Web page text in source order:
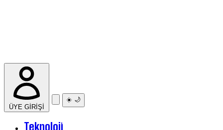
ÜYE GİRİŞİ
☀️ 🌙
Teknoloji